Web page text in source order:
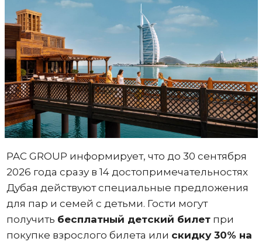
PAC GROUP информирует, что до 30 сентября
2026 года сразу в 14 достопримечательностях
Дубая действуют специальные предложения
для пар и семей с детьми. Гости могут
получить бесплатный детский билетпри
покупке взрослого билета или скидку 30% на